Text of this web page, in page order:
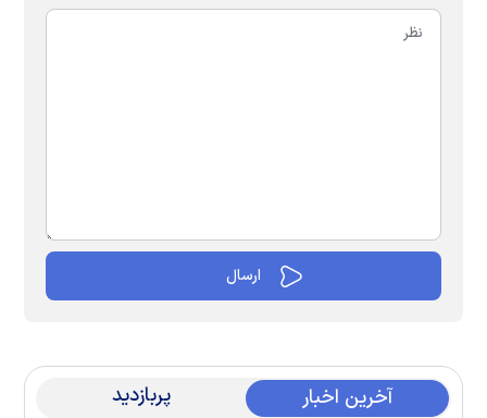
آخرین اخبار پربازدید